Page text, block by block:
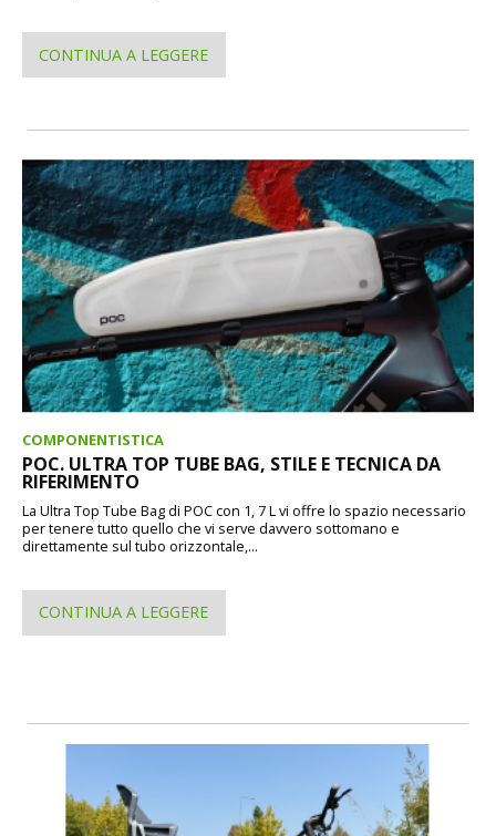
CONTINUA A LEGGERE
COMPONENTISTICA
POC. ULTRA TOP TUBE BAG, STILE E TECNICA DA
RIFERIMENTO
La Ultra Top Tube Bag di POC con 1, 7 L vi offre lo spazio necessario
per tenere tutto quello che vi serve davvero sottomano e
direttamente sul tubo orizzontale,...
CONTINUA A LEGGERE